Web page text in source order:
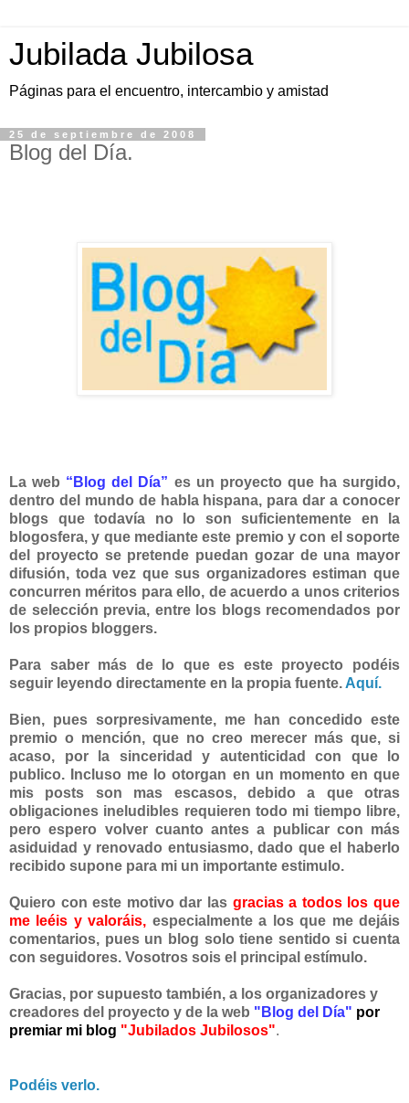
Jubilada Jubilosa
Páginas para el encuentro, intercambio y amistad
25 de septiembre de 2008
Blog del Día.
La web “Blog del Día” es un proyecto que ha surgido,
dentro del mundo de habla hispana, para dar a conocer
blogs que todavía no lo son suficientemente en la
blogosfera, y que mediante este premio y con el soporte
del proyecto se pretende puedan gozar de una mayor
difusión, toda vez que sus organizadores estiman que
concurren méritos para ello, de acuerdo a unos criterios
de selección previa, entre los blogs recomendados por
los propios bloggers.
Para saber más de lo que es este proyecto podéis
seguir leyendo directamente en la propia fuente. Aquí.
Bien, pues sorpresivamente, me han concedido este
premio o mención, que no creo merecer más que, si
acaso, por la sinceridad y autenticidad con que lo
publico. Incluso me lo otorgan en un momento en que
mis posts son mas escasos, debido a que otras
obligaciones ineludibles requieren todo mi tiempo libre,
pero espero volver cuanto antes a publicar con más
asiduidad y renovado entusiasmo, dado que el haberlo
recibido supone para mi un importante estimulo.
Quiero con este motivo dar las gracias a todos los que
me leéis y valoráis, especialmente a los que me dejáis
comentarios, pues un blog solo tiene sentido si cuenta
con seguidores. Vosotros sois el principal estímulo.
Gracias, por supuesto también, a los organizadores y
creadores del proyecto y de la web "Blog del Día" por
premiar mi blog "Jubilados Jubilosos".
Podéis verlo.